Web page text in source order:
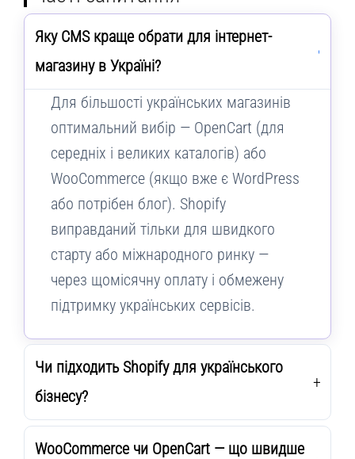
Яку CMS краще обрати для інтернет-
магазину в Україні?
Для більшості українських магазинів
оптимальний вибір — OpenCart (для
середніх і великих каталогів) або
WooCommerce (якщо вже є WordPress
або потрібен блог). Shopify
виправданий тільки для швидкого
старту або міжнародного ринку —
через щомісячну оплату і обмежену
підтримку українських сервісів.
Чи підходить Shopify для українського
бізнесу?
WooCommerce чи OpenCart — що швидше